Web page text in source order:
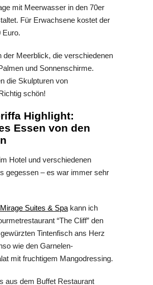
mit Meerwasser in den 70er
Für Erwachsene kostet der
Euro.
der Meerblick, die verschiedenen
und Sonnenschirme.
die Skulpturen von
schön!
Highlight:
Essen von den
Hotel und verschiedenen
gegessen – es war immer sehr
Suites & Spa kann ich
“The Cliff” den
Tintenfisch ans Herz
wie den Garnelen-
mit fruchtigem Mangodressing.
aus dem Buffet Restaurant